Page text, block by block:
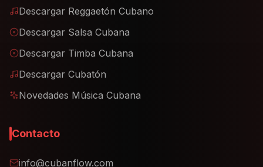
Descargar Reggaetón Cubano
Descargar Salsa Cubana
Descargar Timba Cubana
Descargar Cubatón
Novedades Música Cubana
Contacto
info@cubanflow.com